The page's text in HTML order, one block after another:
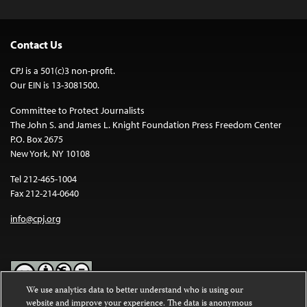
Contact Us
CPJ is a 501(c)3 non-profit.
Our EIN is 13-3081500.
Committee to Protect Journalists
The John S. and James L. Knight Foundation Press Freedom Center
P.O. Box 2675
New York, NY 10108
Tel 212-465-1004
Fax 212-214-0640
info@cpj.org
We use analytics data to better understand who is using our
website and improve your experience. The data is anonymous